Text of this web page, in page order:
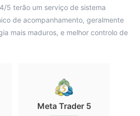
5 terão um serviço de sistema
de acompanhamento, geralmente
mais maduros, e melhor controlo de
Meta Trader 5